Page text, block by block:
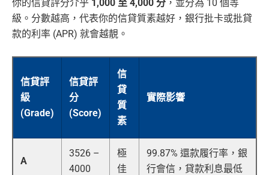
你的信貸評分介乎 1,000 至 4,000 分 ，並分為 10 個等
級。分數越高，代表你的信貸質素越好，銀行批卡或批貸
款的利率 (APR) 就會越靚。
信貸評
級
(Grade)
信貸評
分
(Score)
信
貸
質
素
實際影響
A
3526 –
4000
極
佳
99.87% 還款履行率，銀
行會信，貸款利息最低